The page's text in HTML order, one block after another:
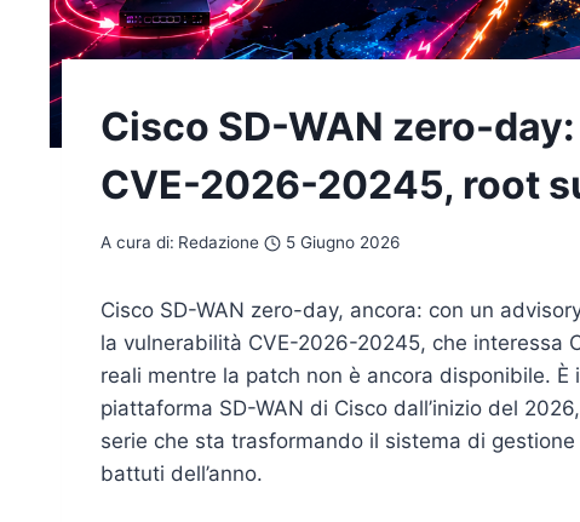
Cisco SD-WAN zero-
CVE-2026-20245, root
A cura di: Redazione 5 Giugno 2026
Cisco SD-WAN zero-day, ancora: con un
la vulnerabilità CVE-2026-20245, che interessa
reali mentre la patch non è ancora disponibile.
piattaforma SD-WAN di Cisco dall’inizio del
serie che sta trasformando il sistema di
battuti dell’anno.